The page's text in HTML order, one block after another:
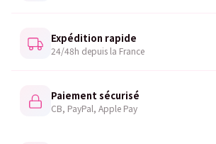
Expédition rapide
24/48h depuis la France
Paiement sécurisé
CB, PayPal, Apple Pay